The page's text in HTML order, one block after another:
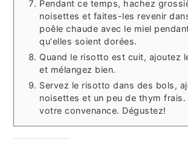
Pendant ce temps, hachez
noisettes et faites-les revenir
poêle chaude avec le miel
qu'elles soient dorées.
Quand le risotto est cuit, ajoutez
et mélangez bien.
Servez le risotto dans des bols,
noisettes et un peu de thym frais.
votre convenance. Dégustez!